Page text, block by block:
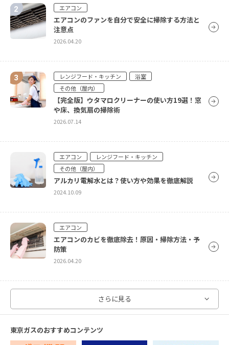
賃貸のエアコンクリーニングはした方がいい？賃
貸のエアコンのクリーニングや故障の場合の対応
方法をご紹介
エアコン
エアコンのドレンパンが汚れる原因と掃除方法
2026.04.20
2026.04.20
エアコン
エアコンのファンを自分で安全に掃除する方法と
注意点
2026.04.20
レンジフード・キッチン
浴室
その他（屋内）
【完全版】ウタマロクリーナーの使い方19選！窓
や床、換気扇の掃除術
2026.07.14
エアコン
レンジフード・キッチン
その他（屋内）
アルカリ電解水とは？使い方や効果を徹底解説
2024.10.09
エアコン
エアコンのカビを徹底除去！原因・掃除方法・予
防策
2026.04.20
オキシクリーンで洗濯槽をピカピカに！オキシ漬け
のやり方をご紹介！
2024.10.09
さらに見る
東京ガスのおすすめコンテンツ